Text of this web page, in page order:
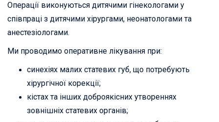
Операції виконуються дитячими гінекологами у
співпраці з дитячими хірургами, неонатологами та
анестезіологами.
Ми проводимо оперативне лікування при:
синехіях малих статевих губ, що потребують
хірургічної корекції;
кістах та інших доброякісних утвореннях
зовнішніх статевих органів;